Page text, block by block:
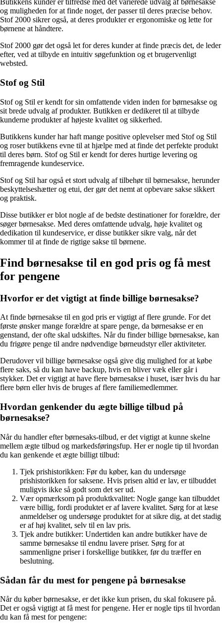
Butikkens kunder er tilfredse med det varierede udvalg af børnesakse
og muligheden for at finde noget, der passer til deres præcise behov.
Stof 2000 sikrer også, at deres produkter er ergonomiske og lette for
børnene at håndtere.
Stof 2000 gør det også let for deres kunder at finde præcis det, de leder
efter, ved at tilbyde en intuitiv søgefunktion og et brugervenligt
websted.
Stof og Stil
Stof og Stil er kendt for sin omfattende viden inden for børnesakse og
sit brede udvalg af produkter. Butikken er dedikeret til at tilbyde
kunderne produkter af højeste kvalitet og sikkerhed.
Butikkens kunder har haft mange positive oplevelser med Stof og Stil
og roser butikkens evne til at hjælpe med at finde det perfekte produkt
til deres børn. Stof og Stil er kendt for deres hurtige levering og
fremragende kundeservice.
Stof og Stil har også et stort udvalg af tilbehør til børnesakse, herunder
beskyttelseshætter og etui, der gør det nemt at opbevare sakse sikkert
og praktisk.
Disse butikker er blot nogle af de bedste destinationer for forældre, der
søger børnesakse. Med deres omfattende udvalg, høje kvalitet og
dedikation til kundeservice, er disse butikker sikre valg, når det
kommer til at finde de rigtige sakse til børnene.
Find børnesakse til en god pris og få mest
for pengene
Hvorfor er det vigtigt at finde billige børnesakse?
At finde børnesakse til en god pris er vigtigt af flere grunde. For det
første ønsker mange forældre at spare penge, da børnesakse er en
genstand, der ofte skal udskiftes. Når du finder billige børnesakse, kan
du frigøre penge til andre nødvendige børneudstyr eller aktiviteter.
Derudover vil billige børnesakse også give dig mulighed for at købe
flere saks, så du kan have backup, hvis en bliver væk eller går i
stykker. Det er vigtigt at have flere børnesakse i huset, især hvis du har
flere børn eller hvis de bruges af flere familiemedlemmer.
Hvordan genkender du ægte billige tilbud på
børnesakse?
Når du handler efter børnesaks-tilbud, er det vigtigt at kunne skelne
mellem ægte tilbud og markedsføringsfup. Her er nogle tip til hvordan
du kan genkende et ægte billigt tilbud:
Tjek prishistorikken: Før du køber, kan du undersøge
prishistorikken for saksene. Hvis prisen altid er lav, er tilbuddet
muligvis ikke så godt som det ser ud.
Vær opmærksom på produktkvalitet: Nogle gange kan tilbuddet
være billig, fordi produktet er af lavere kvalitet. Sørg for at læse
anmeldelser og undersøge produktet for at sikre dig, at det stadig
er af høj kvalitet, selv til en lav pris.
Tjek andre butikker: Undertiden kan andre butikker have de
samme børnesakse til endnu lavere priser. Sørg for at
sammenligne priser i forskellige butikker, før du træffer en
beslutning.
Sådan får du mest for pengene på børnesakse
Når du køber børnesakse, er det ikke kun prisen, du skal fokusere på.
Det er også vigtigt at få mest for pengene. Her er nogle tips til hvordan
du kan få mest for pengene: